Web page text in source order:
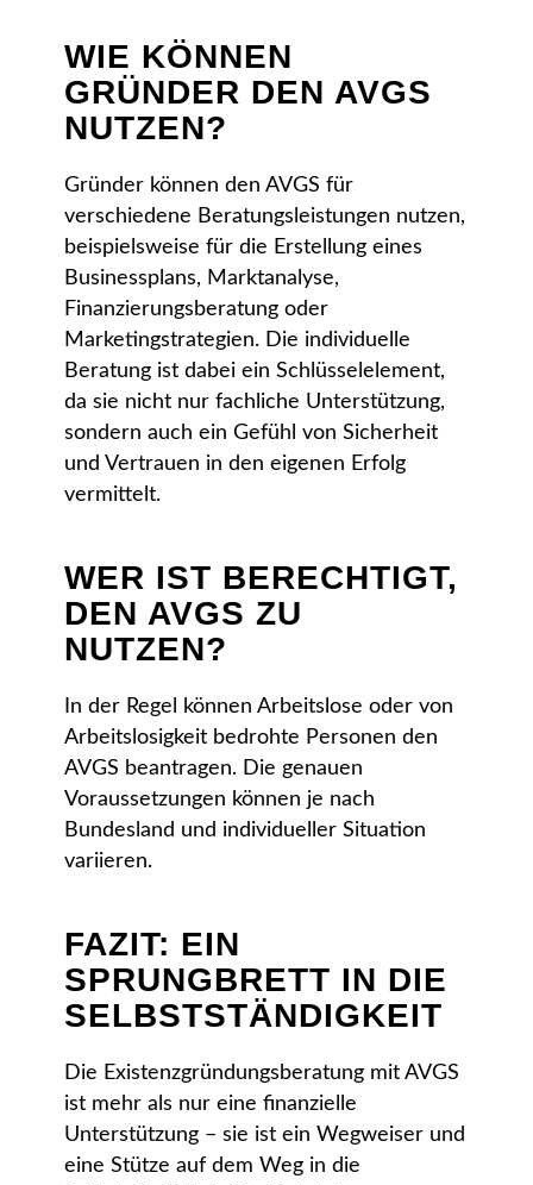
WIE KÖNNEN
GRÜNDER DEN AVGS
NUTZEN?
Gründer können den AVGS für
verschiedene Beratungsleistungen nutzen,
beispielsweise für die Erstellung eines
Businessplans, Marktanalyse,
Finanzierungsberatung oder
Marketingstrategien. Die individuelle
Beratung ist dabei ein Schlüsselelement,
da sie nicht nur fachliche Unterstützung,
sondern auch ein Gefühl von Sicherheit
und Vertrauen in den eigenen Erfolg
vermittelt.
WER IST BERECHTIGT,
DEN AVGS ZU
NUTZEN?
In der Regel können Arbeitslose oder von
Arbeitslosigkeit bedrohte Personen den
AVGS beantragen. Die genauen
Voraussetzungen können je nach
Bundesland und individueller Situation
variieren.
FAZIT: EIN
SPRUNGBRETT IN DIE
SELBSTSTÄNDIGKEIT
Die Existenzgründungsberatung mit AVGS
ist mehr als nur eine finanzielle
Unterstützung – sie ist ein Wegweiser und
eine Stütze auf dem Weg in die